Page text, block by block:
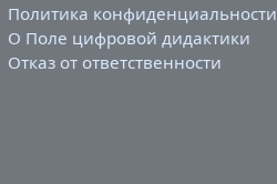
Политика конфиденциальности
О Поле цифровой дидактики
Отказ от ответственности